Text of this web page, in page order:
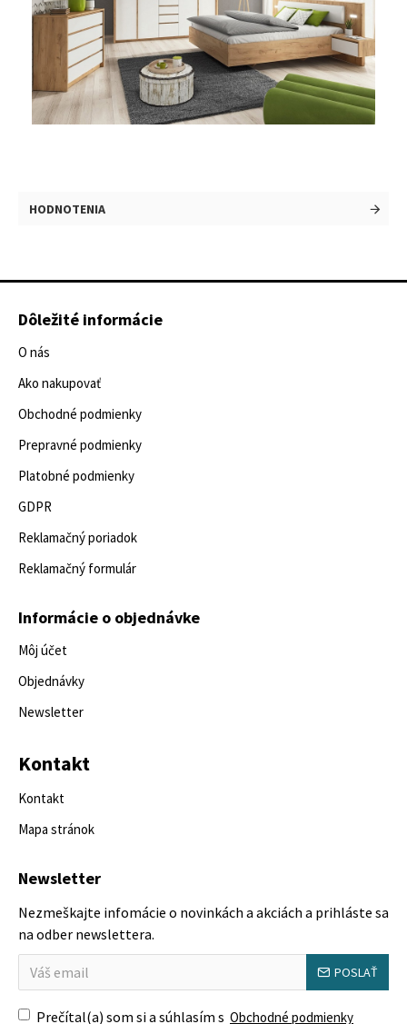
HODNOTENIA
Dôležité informácie
O nás
Ako nakupovať
Obchodné podmienky
Prepravné podmienky
Platobné podmienky
GDPR
Reklamačný poriadok
Reklamačný formulár
Informácie o objednávke
Môj účet
Objednávky
Newsletter
Kontakt
Kontakt
Mapa stránok
Newsletter
Nezmeškajte infomácie o novinkách a akciách a prihláste sa
na odber newslettera.
POSLAŤ
Prečítal(a) som si a súhlasím s Obchodné podmienky